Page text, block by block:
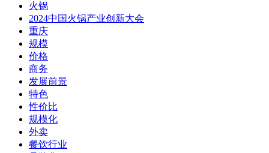
火锅
2024中国火锅产业创新大会
重庆
规模
价格
商务
发展前景
特色
性价比
规模化
外卖
餐饮行业